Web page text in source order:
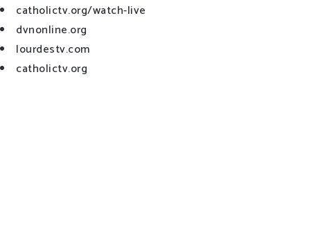
catholictv.org/watch-live
dvnonline.org
lourdestv.com
catholictv.org